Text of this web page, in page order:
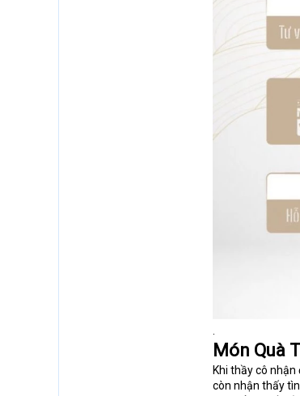
Món Quà
Khi thầy cô
còn nhận thấy